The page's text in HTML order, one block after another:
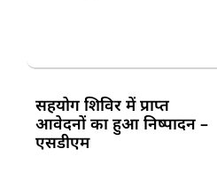
सहयोग शिविर में प्राप्त
आवेदनों का हुआ निष्पादन –
एसडीएम